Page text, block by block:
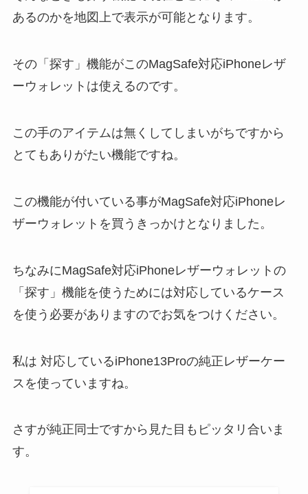
あるのかを地図上で表示が可能となります。
その「探す」機能がこのMagSafe対応iPhoneレザ
ーウォレットは使えるのです。
この手のアイテムは無くしてしまいがちですから
とてもありがたい機能ですね。
この機能が付いている事がMagSafe対応iPhoneレ
ザーウォレットを買うきっかけとなりました。
ちなみにMagSafe対応iPhoneレザーウォレットの
「探す」機能を使うためには対応しているケース
を使う必要がありますのでお気をつけください。
私は 対応しているiPhone13Proの純正レザーケー
スを使っていますね。
さすが純正同士ですから見た目もピッタリ合いま
す。